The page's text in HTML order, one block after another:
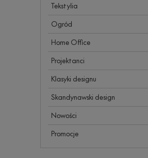
Tekstylia
Ogród
Home Office
Projektanci
Klasyki designu
Skandynawski design
Nowości
Promocje